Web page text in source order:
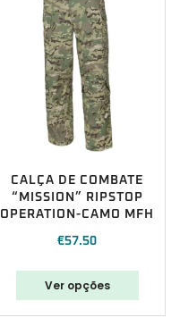
CALÇA DE COMBATE
“MISSION” RIPSTOP
OPERATION-CAMO MFH
€57.50
Ver opções